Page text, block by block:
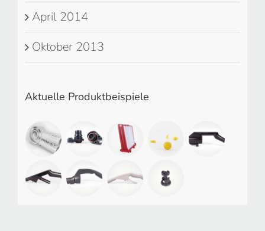
April 2014
Oktober 2013
Aktuelle Produktbeispiele